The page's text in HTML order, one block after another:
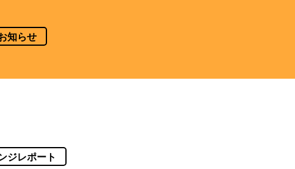
知らせ
ジレポート